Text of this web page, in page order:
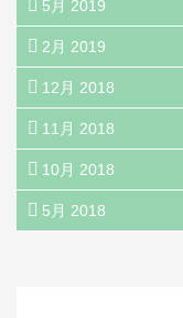
5月 2019
2月 2019
12月 2018
11月 2018
10月 2018
5月 2018